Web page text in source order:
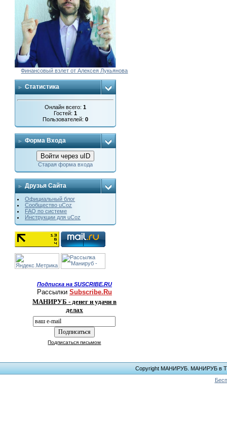
Финансовый взлет от Алексея Лукьянова
Статистика
Онлайн всего:1
Гостей:1
Пользователей:0
Форма Входа
Войти через uID
Старая форма входа
Друзья Сайта
Официальный блог
Сообщество uCoz
FAQ по системе
Инструкции для uCoz
Подписка на SUSCRIBE.RU
Рассылки Subscribe.Ru
МАНИРУБ - денег и удачи в
делах
Подписаться письмом
Copyright МАНИРУБ. МАНИРУБ в